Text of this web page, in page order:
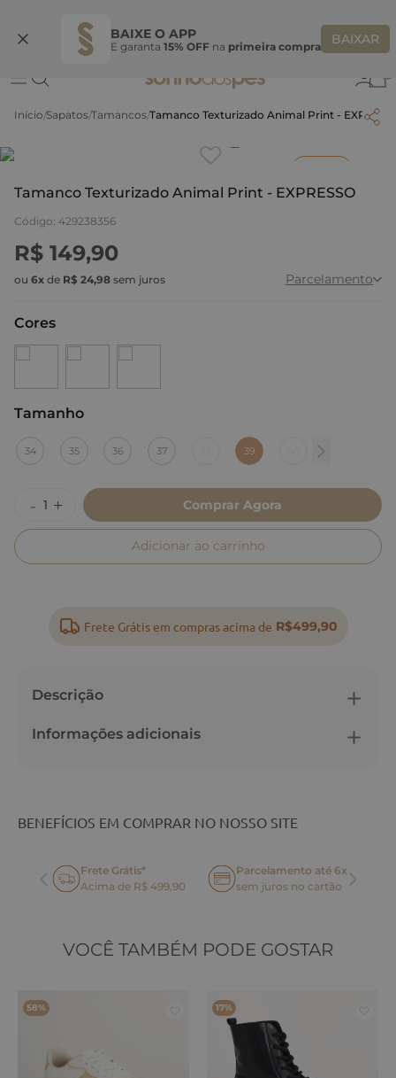
BAIXE O APP
E garanta 15% OFF na primeira compra BAIXAR
Ganhe 10% OFF na coleção utilizando o código do seu vendedor*
Sapatos Tamancos Tamanco Texturizado Animal Print -
Tamanco Texturizado Animal Print - EXPRESSO
Código: 429238356
R$ 149,90
ou 6x de R$ 24,98 sem juros Parcelamento
Cores
Tamanho
39
34 35 36 37 39
Comprar Agora
Adicionar ao carrinho
Frete Grátis em compras acima de R$499,90
Descrição
Informações adicionais
BENEFÍCIOS EM COMPRAR NO NOSSO SITE
Frete Grátis*
Acima de R$ 499,90
Parcelamento até 6x
sem juros no cartão
VOCÊ TAMBÉM PODE GOSTAR
58% 17%